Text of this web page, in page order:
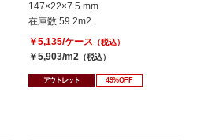
147×22×7.5 mm
在庫数 59.2m2
￥5,135/ケース （税込）
￥5,903/m2 （税込）
アウトレット 49%OFF